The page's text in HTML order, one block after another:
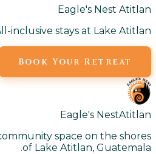
Eagle's Nest Atitlan
inclusive stays at Lake Atitlan
Book Your Retreat
Eagle's NestAtitlan
space on the shores
of Lake Atitlan, Guatemala.